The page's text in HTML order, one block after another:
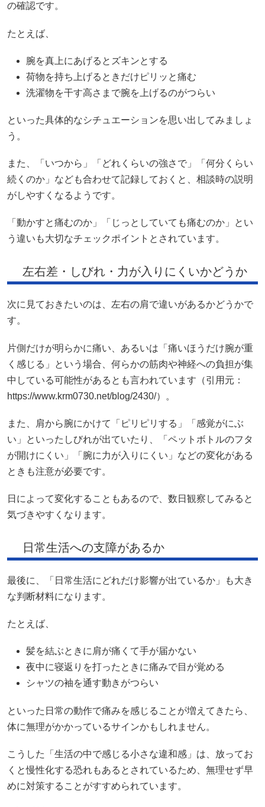
の確認です。
たとえば、
腕を真上にあげるとズキンとする
荷物を持ち上げるときだけピリッと痛む
洗濯物を干す高さまで腕を上げるのがつらい
といった具体的なシチュエーションを思い出してみましょ
う。
また、「いつから」「どれくらいの強さで」「何分くらい
続くのか」なども合わせて記録しておくと、相談時の説明
がしやすくなるようです。
「動かすと痛むのか」「じっとしていても痛むのか」とい
う違いも大切なチェックポイントとされています。
左右差・しびれ・力が入りにくいかどうか
次に見ておきたいのは、左右の肩で違いがあるかどうかで
す。
片側だけが明らかに痛い、あるいは「痛いほうだけ腕が重
く感じる」という場合、何らかの筋肉や神経への負担が集
中している可能性があるとも言われています（引用元：
https://www.krm0730.net/blog/2430/）。
また、肩から腕にかけて「ピリピリする」「感覚がにぶ
い」といったしびれが出ていたり、「ペットボトルのフタ
が開けにくい」「腕に力が入りにくい」などの変化がある
ときも注意が必要です。
日によって変化することもあるので、数日観察してみると
気づきやすくなります。
日常生活への支障があるか
最後に、「日常生活にどれだけ影響が出ているか」も大き
な判断材料になります。
たとえば、
髪を結ぶときに肩が痛くて手が届かない
夜中に寝返りを打ったときに痛みで目が覚める
シャツの袖を通す動きがつらい
といった日常の動作で痛みを感じることが増えてきたら、
体に無理がかかっているサインかもしれません。
こうした「生活の中で感じる小さな違和感」は、放ってお
くと慢性化する恐れもあるとされているため、無理せず早
めに対策することがすすめられています。